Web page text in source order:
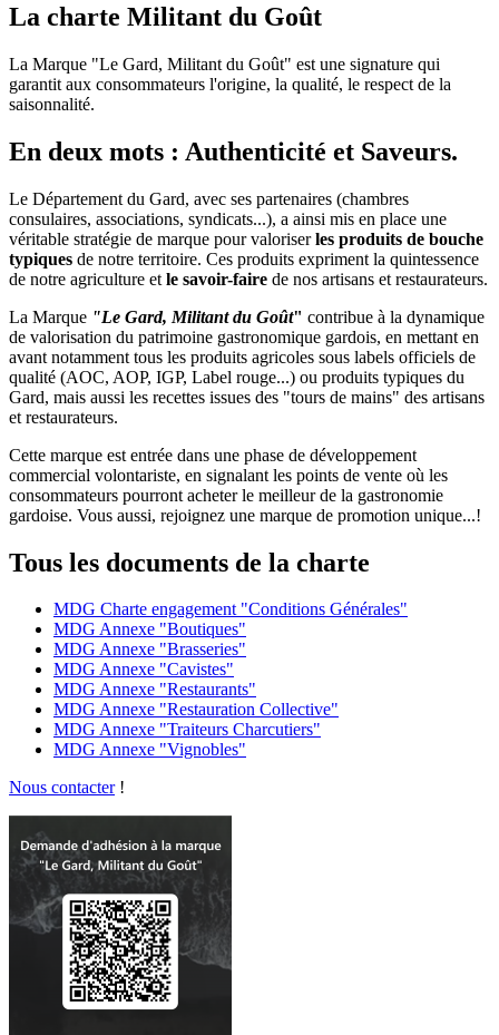
La charte Militant du Goût
La Marque "Le Gard, Militant du Goût" est une signature qui
garantit aux consommateurs l'origine, la qualité, le respect de la
saisonnalité.
En deux mots : Authenticité et Saveurs.
Le Département du Gard, avec ses partenaires (chambres
consulaires, associations, syndicats...), a ainsi mis en place une
véritable stratégie de marque pour valoriserles produits de bouche
typiques de notre territoire. Ces produits expriment la quintessence
de notre agriculture et le savoir-faire de nos artisans et restaurateurs.
La Marque "Le Gard, Militant du Goût" contribue à la dynamique
de valorisation du patrimoine gastronomique gardois, en mettant en
avant notamment tous les produits agricoles sous labels officiels de
qualité (AOC, AOP, IGP, Label rouge...) ou produits typiques du
Gard, mais aussi les recettes issues des "tours de mains" des artisans
et restaurateurs.
Cette marque est entrée dans une phase de développement
commercial volontariste, en signalant les points de vente où les
consommateurs pourront acheter le meilleur de la gastronomie
gardoise. Vous aussi, rejoignez une marque de promotion unique...!
Tous les documents de la charte
MDG Charte engagement "Conditions Générales"
MDG Annexe "Boutiques"
MDG Annexe "Brasseries"
MDG Annexe "Cavistes"
MDG Annexe "Restaurants"
MDG Annexe "Restauration Collective"
MDG Annexe "Traiteurs Charcutiers"
MDG Annexe "Vignobles"
Nous contacter!